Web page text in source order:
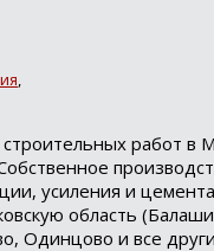
,
работ в
усиления и
область
Одинцово и все